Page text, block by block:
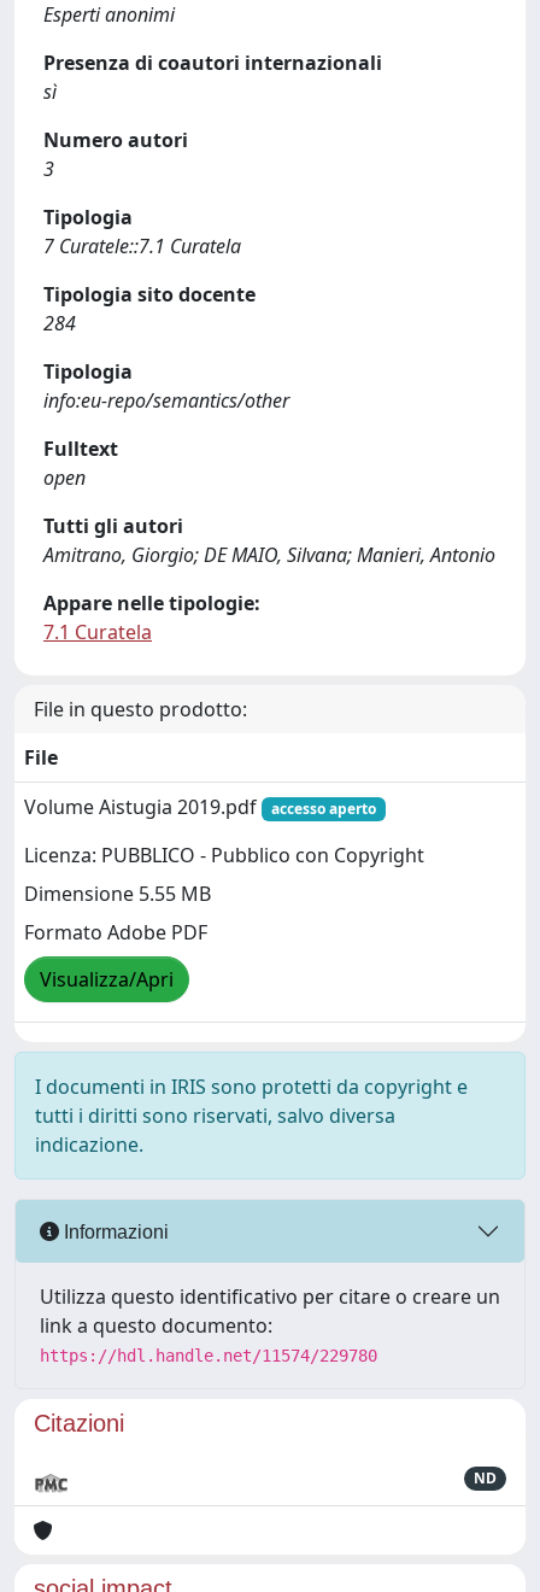
Esperti anonimi
Presenza di coautori internazionali
sì
Numero autori
3
Tipologia
7 Curatele::7.1 Curatela
Tipologia sito docente
284
Tipologia
info:eu-repo/semantics/other
Fulltext
open
Tutti gli autori
Amitrano, Giorgio; DE MAIO, Silvana; Manieri, Antonio
Appare nelle tipologie:
7.1 Curatela
File in questo prodotto:
File
Volume Aistugia 2019.pdf
accesso aperto
Licenza: PUBBLICO - Pubblico con Copyright
Dimensione 5.55 MB
Formato Adobe PDF
Visualizza/Apri
I documenti in IRIS sono protetti da copyright e
tutti i diritti sono riservati, salvo diversa
indicazione.
Informazioni
Utilizza questo identificativo per citare o creare un
link a questo documento:
https://hdl.handle.net/11574/229780
Citazioni
ND